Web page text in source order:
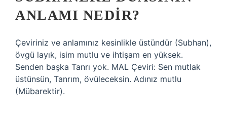
ANLAMI NEDIR?
Çeviriniz ve anlamınız kesinlikle üstündür (Subhan),
övgü layık, isim mutlu ve ihtişam en yüksek.
Senden başka Tanrı yok. MAL Çeviri: Sen mutlak
üstünsün, Tanrım, övüleceksin. Adınız mutlu
(Mübarektir).